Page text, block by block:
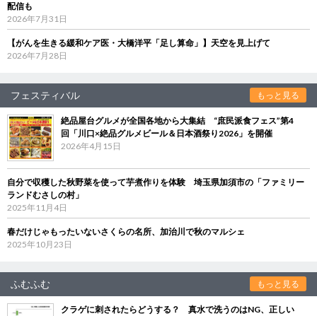
配信も
2026年7月31日
【がんを生きる緩和ケア医・大橋洋平「足し算命」】天空を見上げて
2026年7月28日
フェスティバル もっと見る
絶品屋台グルメが全国各地から大集結 “庶民派食フェス”第4
回「川口×絶品グルメビール＆日本酒祭り2026」を開催
2026年4月15日
自分で収穫した秋野菜を使って芋煮作りを体験 埼玉県加須市の「ファミリー
ランドむさしの村」
2025年11月4日
春だけじゃもったいないさくらの名所、加治川で秋のマルシェ
2025年10月23日
ふむふむ もっと見る
クラゲに刺されたらどうする？ 真水で洗うのはNG、正しい